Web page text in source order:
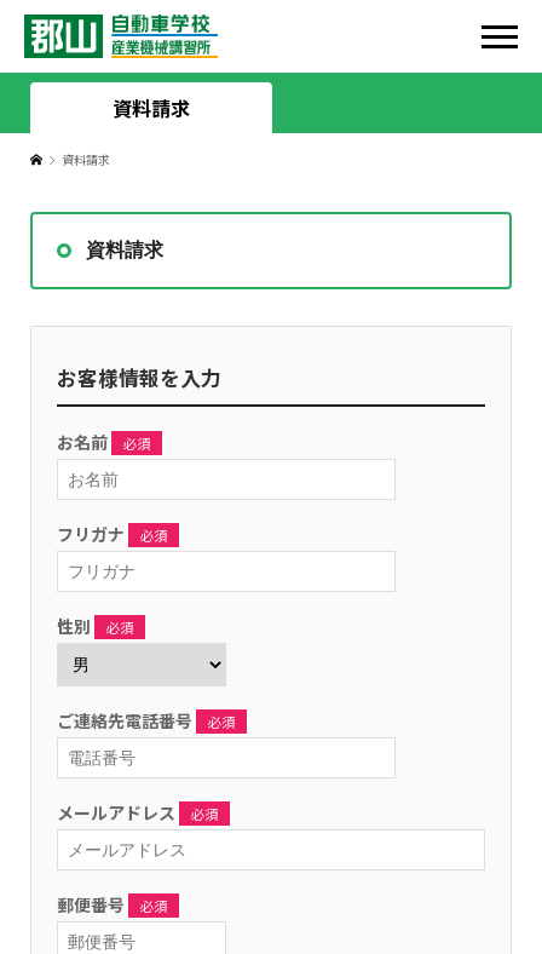
HOME
学校案内
施設紹介
代表者挨拶
郡山自動車学校感謝祭
震災支援
入校案内
免許取得の流れ
入校手続き
おまかせ安心サポート
無料送迎サービス
卒業生の声
資料請求
取得可能なライセンス
普通自動車
第二種普通自動車
準中型自動車
中型自動車
普通自動二輪車免許
大型自動二輪車免許
各種講習
スタッフ紹介
スタッフ紹介
ツイッター
インスタグラム
フェイスブック
郡山産業機械講習所
技能講習一覧
小型移動式クレーン
フォークリフト
玉掛け
車両系建設機械（整地・運搬・積込み用及び掘削用）運転
特別教育一覧
締固め用機械(ローラー)運転
高所作業車運転（10m未満）
伐木等（２０２０．８．１）
職長・安全衛生責任者（建設）教育
刈払機(草刈機)取扱作業者
丸のこ等取扱作業者
受講手続きの流れ
教育訓練給付金制度
再交付・書替え申込書
ドローン講習
受講手続きの流れ
アクセス
資料請求
資料請求
資料請求
お客様情報を入力
お名前 必須
フリガナ 必須
性別 必須
ご連絡先電話番号 必須
メールアドレス 必須
郵便番号 必須